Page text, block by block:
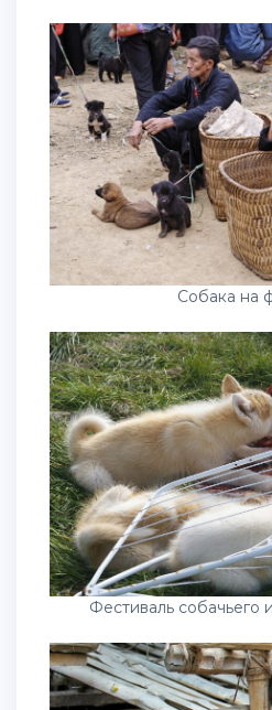
Собака на
Фестиваль собачьего